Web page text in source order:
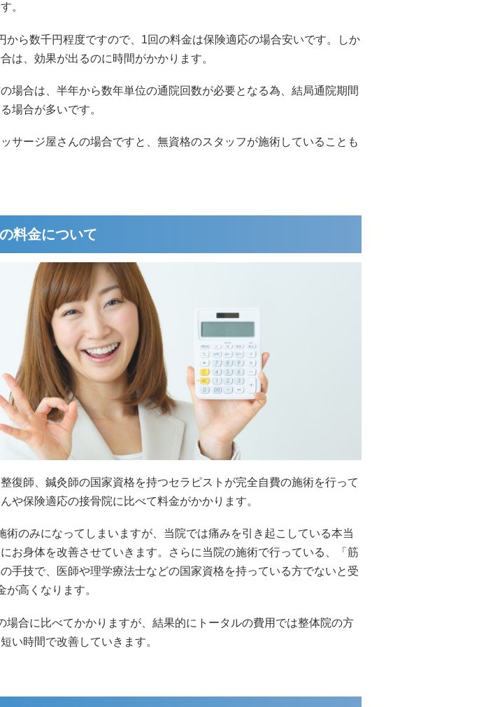
。
から数千円程度ですので、1回の料金は保険適応の場合安いです。しか
は、効果が出るのに時間がかかります。
場合は、半年から数年単位の通院回数が必要となる為、結局通院期間
場合が多いです。
サージ屋さんの場合ですと、無資格のスタッフが施術していることも
料金について
復師、鍼灸師の国家資格を持つセラピストが完全自費の施術を行って
や保険適応の接骨院に比べて料金がかかります。
術のみになってしまいますが、当院では痛みを引き起こしている本当
お身体を改善させていきます。さらに当院の施術で行っている、「筋
手技で、医師や理学療法士などの国家資格を持っている方でないと受
高くなります。
場合に比べてかかりますが、結果的にトータルの費用では整体院の方
い時間で改善していきます。